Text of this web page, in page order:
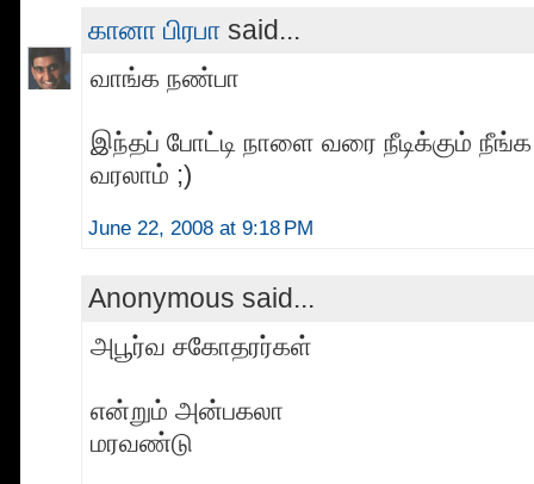
கானா பிரபா said...
வாங்க நண்பா
இந்தப் போட்டி நாளை வரை நீடிக்கும்
வரலாம் ;)
June 22, 2008 at 9:18 PM
Anonymous said...
அபூர்வ சகோதரர்கள்
என்றும் அன்பகலா
மரவண்டு